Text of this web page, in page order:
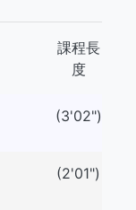
課程長
度
(3'02")
(2'01")